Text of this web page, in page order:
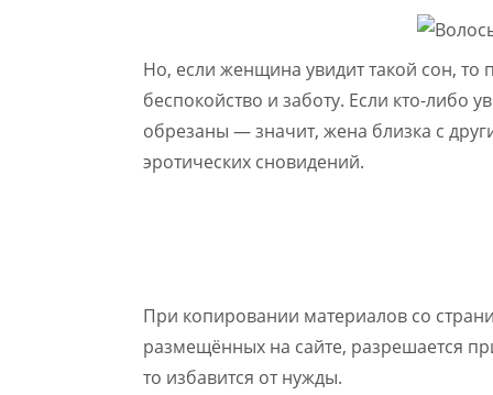
Но, если женщина увидит такой сон, то
беспокойство и заботу. Если кто-либо
обрезаны — значит, жена близка с
эротических сновидений.
При копировании материалов со
размещённых на сайте, разрешается
то избавится от нужды.